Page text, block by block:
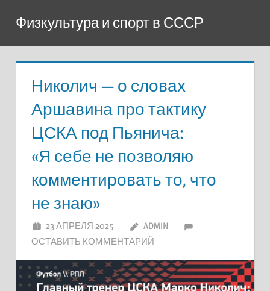
содержимому
Физкультура и спорт в СССР
Николич — о словах
Аршавина про тактику
ЦСКА под Пьянича:
«Я себе не позволяю
комментировать то, что
не знаю»
23 АПРЕЛЯ 2025
ADMIN
ОСТАВИТЬ КОММЕНТАРИЙ